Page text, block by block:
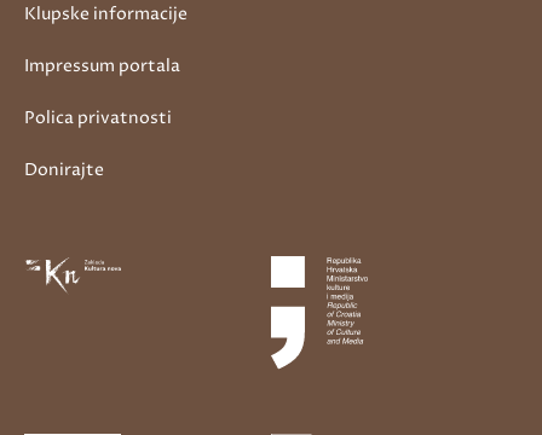
Klupske informacije
Impressum portala
Polica privatnosti
Donirajte